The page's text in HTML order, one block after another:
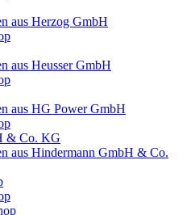
aus Herzog GmbH
aus Heusser GmbH
aus HG Power GmbH
& Co. KG
aus Hindermann GmbH & Co.